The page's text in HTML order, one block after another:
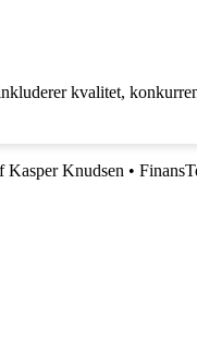
kvalitet,
Kasper Knudsen •